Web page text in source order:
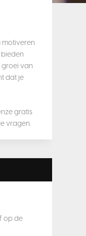
motiveren
van
dat je
gratis
vragen.
op de